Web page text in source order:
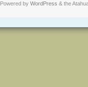
Powered by WordPress & the